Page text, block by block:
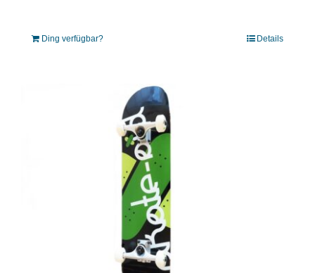
Ding verfügbar? Details